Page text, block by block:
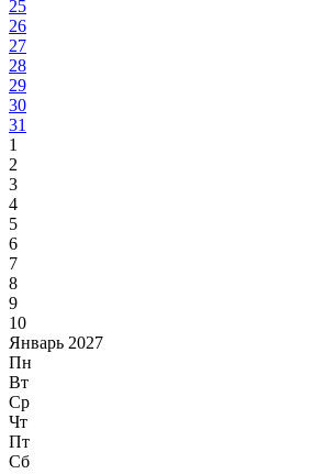
25
26
27
28
29
30
31
1
2
3
4
5
6
7
8
9
10
Январь 2027
Пн
Вт
Ср
Чт
Пт
Сб